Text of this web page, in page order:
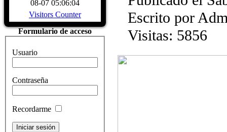
08-07 05:06:04
Visitors Counter
Formulario de acceso
Usuario
Contraseña
Recordarme
Juan Sebastián de Elcano nació en
provincia de Guipúzcoa, hacia
comerciante, participó en la
Características del
CARACTERÍSTICAS - Buque
de Elcano" Descripcion del buque.
Escrito por
Visitas: 5856